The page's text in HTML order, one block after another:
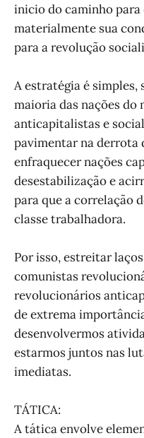
inicio do caminho
materialmente sua
para a revolução
A estratégia é simples,
maioria das nações do
anticapitalistas e
pavimentar na derrota
enfraquecer nações
desestabilização e
para que a correlação
classe trabalhadora.
Por isso, estreitar
comunistas
revolucionários
de extrema
desenvolvermos
estarmos juntos nas
imediatas.
TÁTICA:
A tática envolve